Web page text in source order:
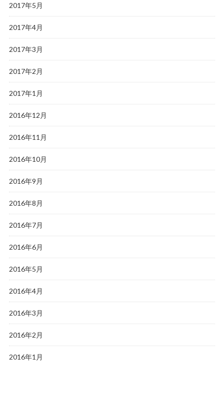
2017年5月
2017年4月
2017年3月
2017年2月
2017年1月
2016年12月
2016年11月
2016年10月
2016年9月
2016年8月
2016年7月
2016年6月
2016年5月
2016年4月
2016年3月
2016年2月
2016年1月